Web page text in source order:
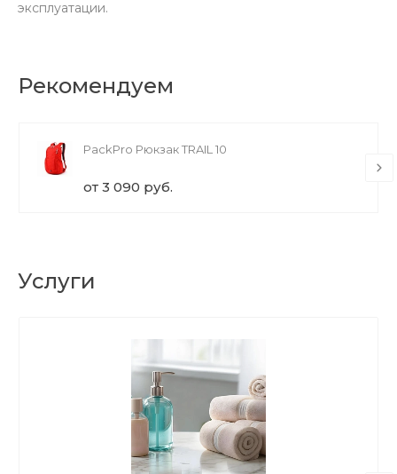
эксплуатации.
Рекомендуем
PackPro Рюкзак TRAIL 10
от 3 090 руб.
Услуги